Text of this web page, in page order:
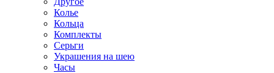
Колье
Кольца
Комплекты
Серьги
Украшения на шею
Часы